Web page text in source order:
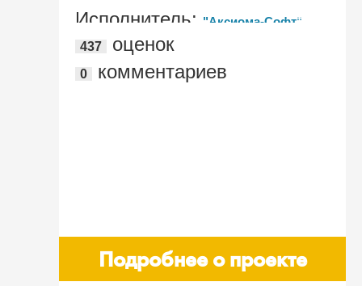
Исполнитель: "Аксиома-Софт"
437
оценок
0 комментариев
Подробнее о проекте